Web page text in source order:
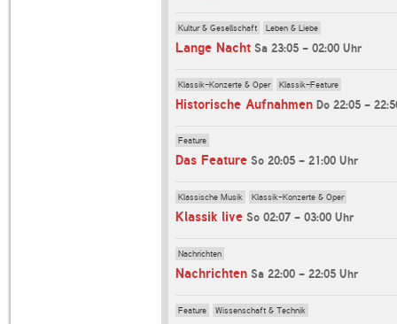
Kultur & Gesellschaft Leben & Liebe
Lange Nacht Sa 23:05 - 02:00 Uhr
Klassik-Konzerte & Oper Klassik-Feature
Historische Aufnahmen Do 22:05 -
Feature
Das Feature So 20:05 - 21:00 Uhr
Klassische Musik Klassik-Konzerte & Oper
Klassik live So 02:07 - 03:00 Uhr
Nachrichten
Nachrichten Sa 22:00 - 22:05 Uhr
Feature Wissenschaft & Technik